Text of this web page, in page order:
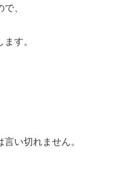
、
す。
い切れません。